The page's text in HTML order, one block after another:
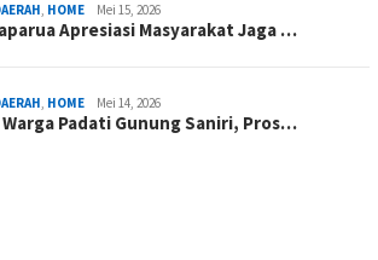
, HOME Mei 15, 2026
Apresiasi Masyarakat Jaga …
, HOME Mei 14, 2026
Padati Gunung Saniri, Pros…